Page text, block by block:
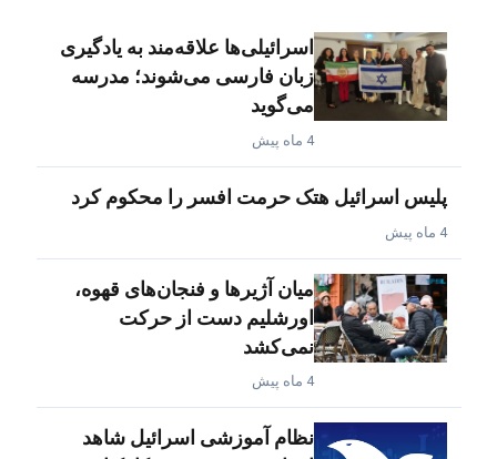
اسرائیلی‌ها علاقه‌مند به یادگیری
زبان فارسی می‌شوند؛ مدرسه
می‌گوید
4 ماه پیش
پلیس اسرائیل هتک حرمت افسر را محکوم کرد
4 ماه پیش
میان آژیرها و فنجان‌های قهوه،
اورشلیم دست از حرکت
نمی‌کشد
4 ماه پیش
نظام آموزشی اسرائیل شاهد